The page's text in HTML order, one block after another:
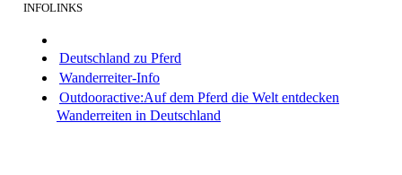
INFOLINKS
Deutschland zu Pferd
Wanderreiter-Info
Outdooractive:Auf dem Pferd die Welt entdecken
Wanderreiten in Deutschland